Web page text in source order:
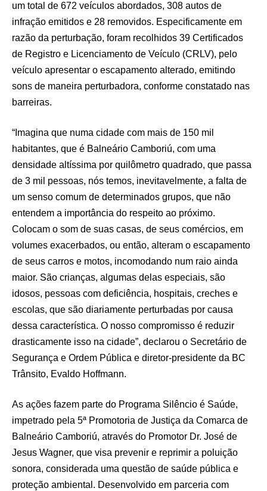
um total de 672 veículos abordados, 308 autos de
infração emitidos e 28 removidos. Especificamente em
razão da perturbação, foram recolhidos 39 Certificados
de Registro e Licenciamento de Veículo (CRLV), pelo
veículo apresentar o escapamento alterado, emitindo
sons de maneira perturbadora, conforme constatado nas
barreiras.
“Imagina que numa cidade com mais de 150 mil
habitantes, que é Balneário Camboriú, com uma
densidade altíssima por quilômetro quadrado, que passa
de 3 mil pessoas, nós temos, inevitavelmente, a falta de
um senso comum de determinados grupos, que não
entendem a importância do respeito ao próximo.
Colocam o som de suas casas, de seus comércios, em
volumes exacerbados, ou então, alteram o escapamento
de seus carros e motos, incomodando num raio ainda
maior. São crianças, algumas delas especiais, são
idosos, pessoas com deficiência, hospitais, creches e
escolas, que são diariamente perturbadas por causa
dessa característica. O nosso compromisso é reduzir
drasticamente isso na cidade”, declarou o Secretário de
Segurança e Ordem Pública e diretor-presidente da BC
Trânsito, Evaldo Hoffmann.
As ações fazem parte do Programa Silêncio é Saúde,
impetrado pela 5ª Promotoria de Justiça da Comarca de
Balneário Camboriú, através do Promotor Dr. José de
Jesus Wagner, que visa prevenir e reprimir a poluição
sonora, considerada uma questão de saúde pública e
proteção ambiental. Desenvolvido em parceria com